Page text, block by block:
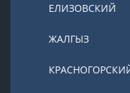
ЕЛИЗОВСКИЙ
ЖАЛГЫЗ